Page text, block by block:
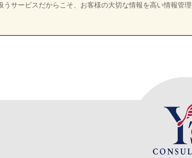
うサービスだからこそ、お客様の大切な情報を高い情報管